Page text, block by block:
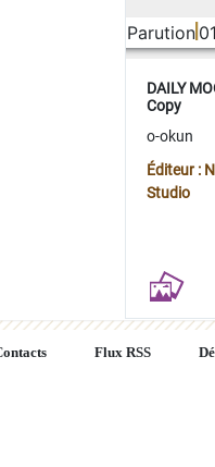
Parution
DAILY
Copy
o-okun
Éditeur :
Studio
Flux RSS